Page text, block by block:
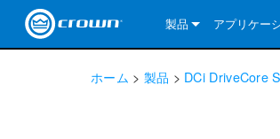
製品 アプリケー
ホーム > 製品 > DCi DriveCore